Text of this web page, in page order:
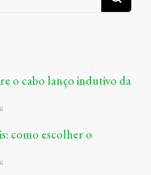
o cabo lanço indutivo da
como escolher o